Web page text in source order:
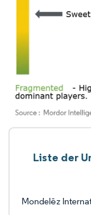
Liste der
Mondelēz